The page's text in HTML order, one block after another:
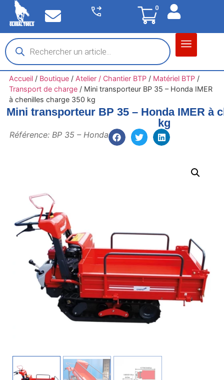
0
Accueil/ Boutique/ Atelier / Chantier BTP/ Matériel BTP/
Transport de charge/ Mini transporteur BP 35 – Honda IMER
à chenilles charge 350 kg
Mini transporteur BP 35 – Honda IMER à
kg
Référence: BP 35 – Honda